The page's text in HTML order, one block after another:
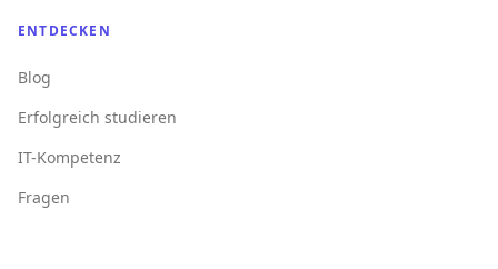
ENTDECKEN
Blog
Erfolgreich studieren
IT-Kompetenz
Fragen